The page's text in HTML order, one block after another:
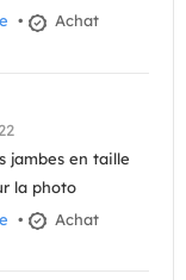
•
Achat
jambes en taille
la photo
•
Achat